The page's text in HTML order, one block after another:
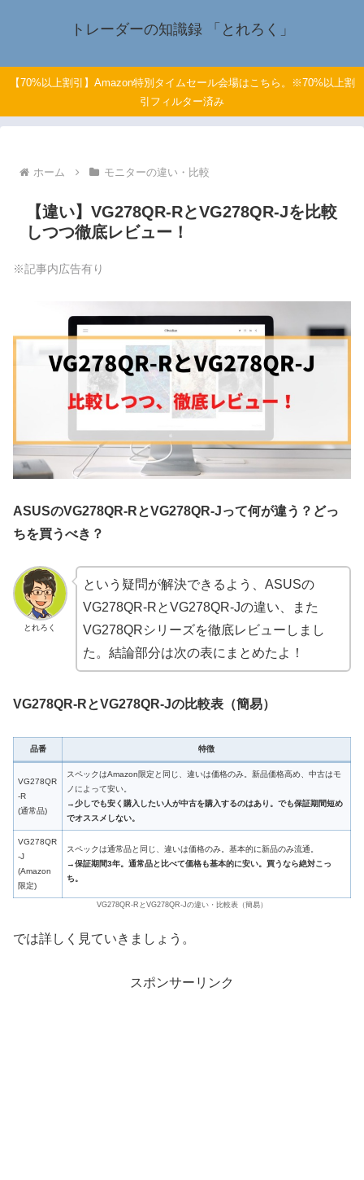
トレーダーの知識録 「とれろく」
【70%以上割引】Amazon特別タイムセール会場はこちら。※70%以上割
引フィルター済み
ホーム モニターの違い・比較
【違い】VG278QR-RとVG278QR-Jを比較
しつつ徹底レビュー！
※記事内広告有り
ASUSのVG278QR-RとVG278QR-Jって何が違う？どっ
ちを買うべき？
とれろく
という疑問が解決できるよう、ASUSの
VG278QR-RとVG278QR-Jの違い、また
VG278QRシリーズを徹底レビューしまし
た。結論部分は次の表にまとめたよ！
VG278QR-RとVG278QR-Jの比較表（簡易）
品番 特徴
VG278QR
-R
(通常品)
スペックはAmazon限定と同じ、違いは価格のみ。新品価格高め、中古はモ
ノによって安い。
→少しでも安く購入したい人が中古を購入するのはあり。でも保証期間短め
でオススメしない。
VG278QR
-J
(Amazon
限定)
スペックは通常品と同じ、違いは価格のみ。基本的に新品のみ流通。
→保証期間3年。通常品と比べて価格も基本的に安い。買うなら絶対こっ
ち。
VG278QR-RとVG278QR-Jの違い・比較表（簡易）
では詳しく見ていきましょう。
スポンサーリンク